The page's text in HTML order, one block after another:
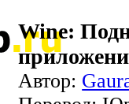
Wine:
Автор: